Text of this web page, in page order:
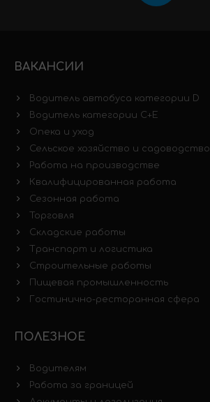
ВАКАНСИИ
Водитель автобуса категории D
Водитель категории C+E
Опека и уход
Сельское хозяйство и садоводство
Работа на производстве
Квалифицированная работа
Сезонная работа
Торговля
Складские работы
Транспорт и логистика
Строительные работы
Пищевая промышленность
Гостинично-ресторанная сфера
ПОЛЕЗНОЕ
Водителям
Работа за границей